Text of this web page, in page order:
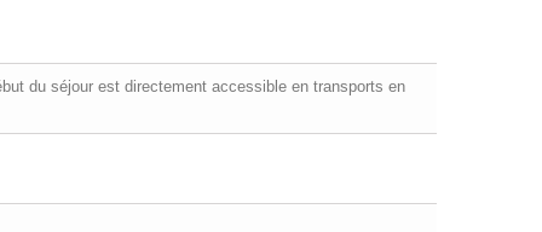
du séjour est directement accessible en transports en